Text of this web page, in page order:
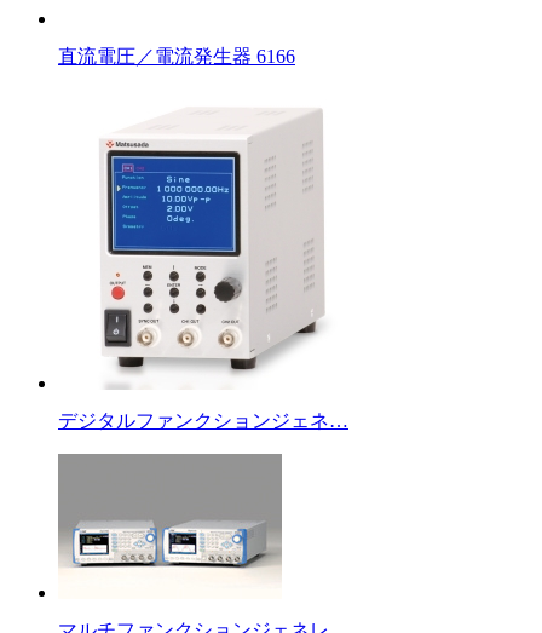
直流電圧／電流発生器 6166
デジタルファンクションジェネ…